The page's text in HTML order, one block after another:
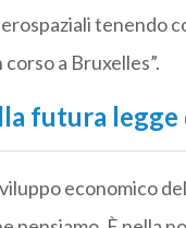
tenendo
a Bruxelles”.
futura legge
economico